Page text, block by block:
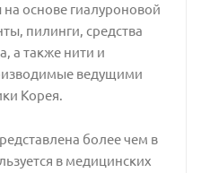
основе гиалуроновой
пилинги, средства
а также нити и
ведущими
Корея.
более чем в
в медицинских